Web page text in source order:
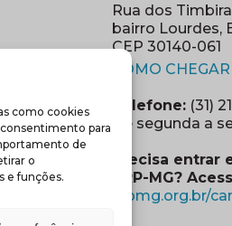
como cookies
para
de
o
e funções.
(abre em nova janela)
Rua dos
bairro Lourdes,
CEP 30140-061
COMO CHEGAR
Telefone:(31)
De segunda a
Precisa
CRP-MG?
crpmg.org.br/